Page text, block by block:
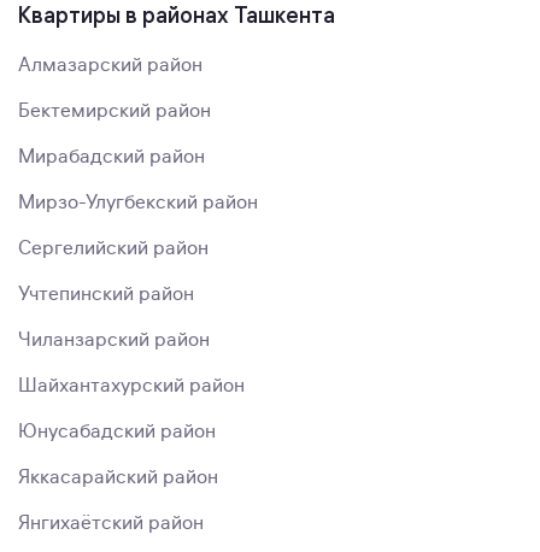
Квартиры в районах Ташкента
Алмазарский район
Бектемирский район
Мирабадский район
Мирзо-Улугбекский район
Сергелийский район
Учтепинский район
Чиланзарский район
Шайхантахурский район
Юнусабадский район
Яккасарайский район
Янгихаётский район